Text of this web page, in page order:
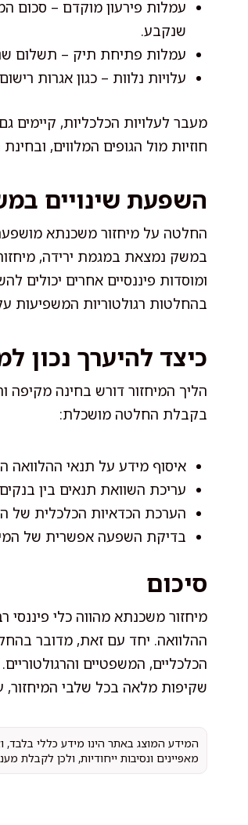
עמלות פירעון מוקדם – סכום
שנקבע.
עמלות פתיחת תיק – תשלום
עלויות נלוות – כגון אגרות
מעבר לעלויות הכלכליות, קיימים
חוזיות מול הגופים המלווים,
השפעת שינויים
החלטה על מיחזור משכנתא
במשק נמצאת במגמת ירידה, מיחזור
ומוסדות פיננסיים אחרים יכולים
בהחלטות רגולטוריות המשפיעות
כיצד להיערך נכון
הליך המיחזור דורש בחינה מקיפה
בקבלת החלטה מושכלת:
איסוף מידע על תנאי ההלוואה
עריכת השוואת תנאים בין
הערכת הכדאיות הכלכלית של
בדיקת השפעה אפשרית של
סיכום
מיחזור משכנתא מהווה כלי
ההלוואה. יחד עם זאת, מדובר
הכלכליים, המשפטיים
שקיפות מלאה בכל שלבי המיחזור,
המידע המוצג באתר הינו מידע כללי בלבד,
מאפיינים ונסיבות ייחודיות, ולכן